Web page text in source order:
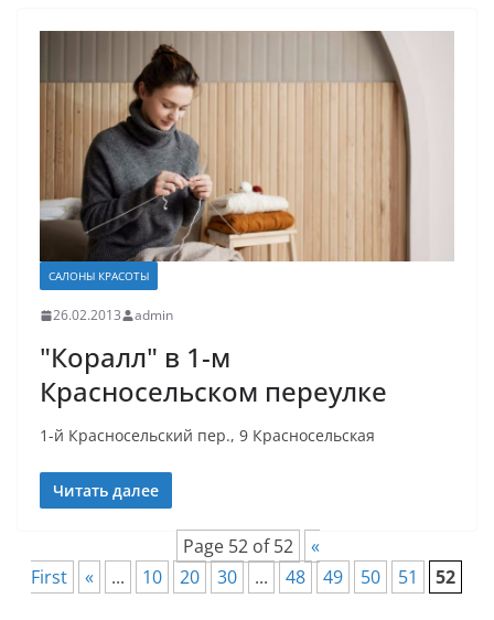
САЛОНЫ КРАСОТЫ
26.02.2013 admin
"Коралл" в 1-м
Красносельском переулке
1-й Красносельский пер., 9 Красносельская
Читать далее
Page 52 of 52
«
First
« ... 10 20 30 ... 48 49 50 51 52